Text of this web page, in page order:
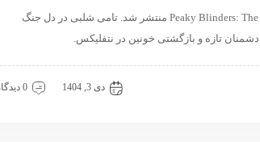
تریلر فیلم Peaky Blinders: The Immortal Man منتشر شد. تامی شلبی در دل جنگ
دشمنان تازه و بازگشتی خونین در نتفلیکس.
دی 3, 1404 0 دیدگاه